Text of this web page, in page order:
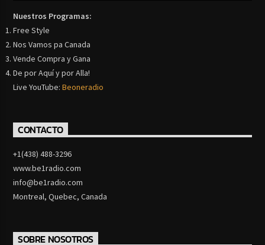
Nuestros Programas:
Free Style
Nos Vamos pa Canada
Vende Compra y Gana
De por Aquí y por Alla!
Live YouTube:Beoneradio
CONTACTO
+1(438) 488-3296
www.be1radio.com
info@be1radio.com
Montreal, Quebec, Canada
SOBRE NOSOTROS